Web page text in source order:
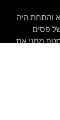
והתחת היה
פסים
ממני את